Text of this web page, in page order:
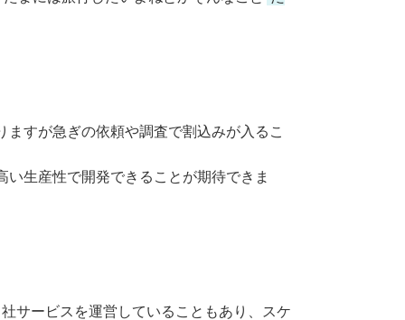
すが急ぎの依頼や調査で割込みが入るこ
生産性で開発できることが期待できま
サービスを運営していることもあり、スケ